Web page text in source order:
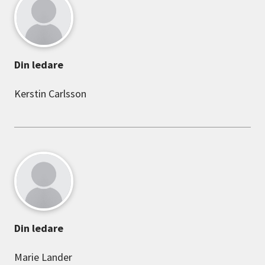
Din ledare
Kerstin Carlsson
Din ledare
Marie Lander